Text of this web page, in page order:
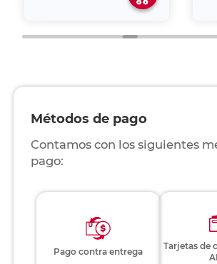
Métodos de pago
Contamos con los siguientes
pago:
Pago contra entrega
Tarjetas de